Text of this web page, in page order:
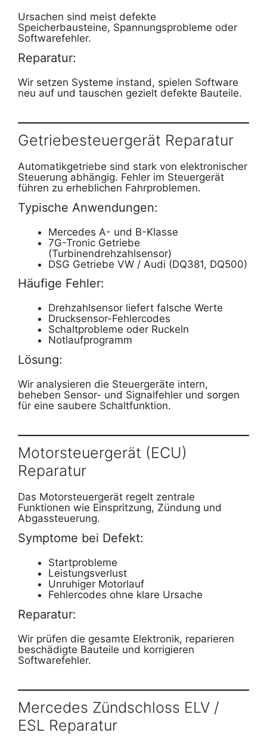
Ursachen sind meist defekte
Speicherbausteine, Spannungsprobleme oder
Softwarefehler.
Reparatur:
Wir setzen Systeme instand, spielen Software
neu auf und tauschen gezielt defekte Bauteile.
Getriebesteuergerät Reparatur
Automatikgetriebe sind stark von elektronischer
Steuerung abhängig. Fehler im Steuergerät
führen zu erheblichen Fahrproblemen.
Typische Anwendungen:
Mercedes A- und B-Klasse
7G-Tronic Getriebe
(Turbinendrehzahlsensor)
DSG Getriebe VW / Audi (DQ381, DQ500)
Häufige Fehler:
Drehzahlsensor liefert falsche Werte
Drucksensor-Fehlercodes
Schaltprobleme oder Ruckeln
Notlaufprogramm
Lösung:
Wir analysieren die Steuergeräte intern,
beheben Sensor- und Signalfehler und sorgen
für eine saubere Schaltfunktion.
Motorsteuergerät (ECU)
Reparatur
Das Motorsteuergerät regelt zentrale
Funktionen wie Einspritzung, Zündung und
Abgassteuerung.
Symptome bei Defekt:
Startprobleme
Leistungsverlust
Unruhiger Motorlauf
Fehlercodes ohne klare Ursache
Reparatur:
Wir prüfen die gesamte Elektronik, reparieren
beschädigte Bauteile und korrigieren
Softwarefehler.
Mercedes Zündschloss ELV /
ESL Reparatur